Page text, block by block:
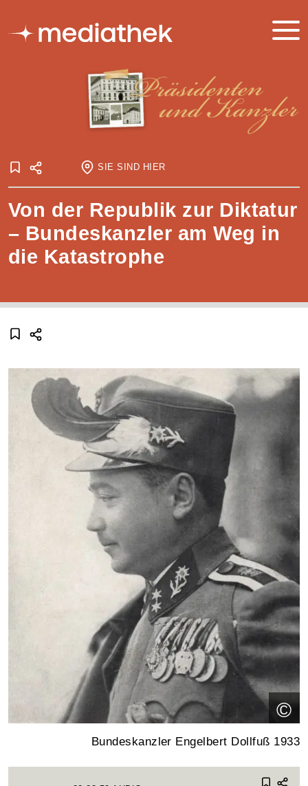
SIE SIND HIER
Startseite Onlineausstellungen
Präsidenten und Kanzler
Von der Republik zur Diktatur
Von der Republik zur Diktatur
– Bundeskanzler am Weg in
die Katastrophe
©
Bundeskanzler Engelbert Dollfuß 1933